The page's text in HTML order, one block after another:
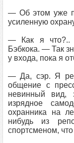
— Об этом уже
усиленную
— Как я что?..
Бэбкока. — Так
у входа, пока я
— Да, сэр. Я
общение с
невинный вид,
изрядное
охранника на
нибудь из
спортсменом,